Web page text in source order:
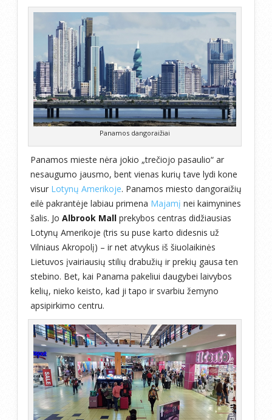
Panamos dangoraižiai
Panamos mieste nėra jokio „trečiojo pasaulio“ ar
nesaugumo jausmo, bent vienas kurių tave lydi kone
visur Lotynų Amerikoje. Panamos miesto dangoraižių
eilė pakrantėje labiau primena Majamį nei kaimynines
šalis. Jo Albrook Mall prekybos centras didžiausias
Lotynų Amerikoje (tris su puse karto didesnis už
Vilniaus Akropolį) – ir net atvykus iš šiuolaikinės
Lietuvos įvairiausių stilių drabužių ir prekių gausa ten
stebino. Bet, kai Panama pakeliui daugybei laivybos
kelių, nieko keisto, kad ji tapo ir svarbiu žemyno
apsipirkimo centru.